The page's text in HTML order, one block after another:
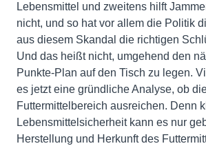
Lebensmittel und zweitens hilft
nicht, und so hat vor allem die Politik
aus diesem Skandal die richtigen
Und das heißt nicht, umgehend den
Punkte-Plan auf den Tisch zu legen.
es jetzt eine gründliche Analyse, ob
Futtermittelbereich ausreichen. Denn
Lebensmittelsicherheit kann es nur
Herstellung und Herkunft des